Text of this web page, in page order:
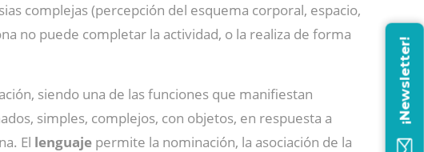
complejas (percepción del esquema corporal, espacio,
no puede completar la actividad, o la realiza de forma
siendo una de las funciones que manifiestan
simples, complejos, con objetos, en respuesta a
El lenguaje permite la nominación, la asociación de la
¡Newsletter!